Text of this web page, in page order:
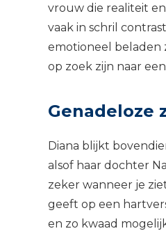
vrouw die realiteit
vaak in schril
emotioneel beladen
op zoek zijn naar
Genadeloze
Diana blijkt
alsof haar dochter
zeker wanneer je
geeft op een
en zo kwaad